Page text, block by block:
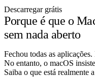
Descarregar grátis
Porque é que o
sem nada aberto
Fechou todas as
No entanto, o macOS
Saiba o que está realmente